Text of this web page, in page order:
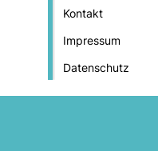
Kontakt
Impressum
Datenschutz